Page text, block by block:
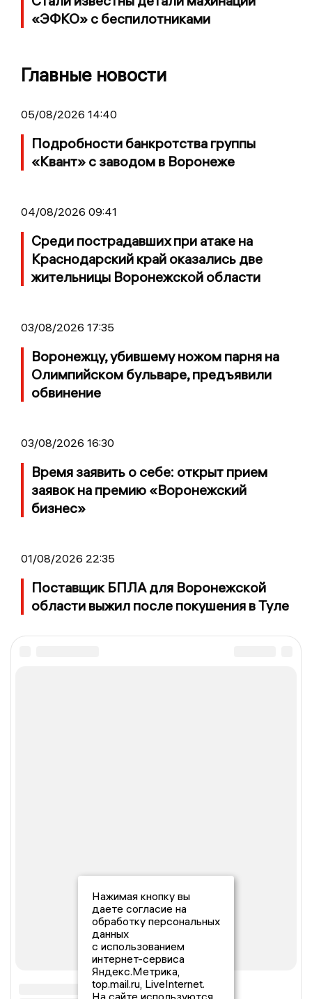
«ЭФКО» с беспилотниками
Главные новости
05/08/2026 14:40
Подробности банкротства группы
«Квант» с заводом в Воронеже
04/08/2026 09:41
Среди пострадавших при атаке на
Краснодарский край оказались две
жительницы Воронежской области
03/08/2026 17:35
Воронежцу, убившему ножом парня на
Олимпийском бульваре, предъявили
обвинение
03/08/2026 16:30
Время заявить о себе: открыт прием
заявок на премию «Воронежский
бизнес»
01/08/2026 22:35
Поставщик БПЛА для Воронежской
области выжил после покушения в Туле
Нажимая кнопку вы
даете согласие на
обработку персональных
данных
с использованием
интернет-сервиса
Яндекс.Метрика,
top.mail.ru, LiveInternet.
На сайте используются